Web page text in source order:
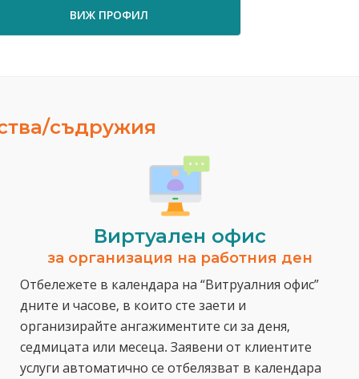
ВИЖ ПРОФИЛ
съдружия
Виртуален офис
за организация на работния ден
Отбележете в календара на “Витруалния офис”
дните и часове, в които сте заети и
организирайте ангажиментите си за деня,
седмицата или месеца. Заявени от клиентите
услуги автоматично се отбелязват в календара